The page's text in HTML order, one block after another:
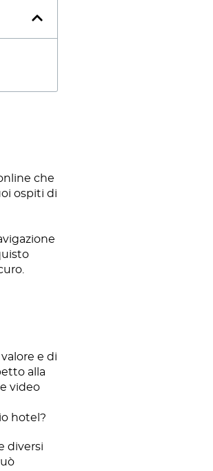
che
ospiti di
e di
alla
video
hotel?
diversi